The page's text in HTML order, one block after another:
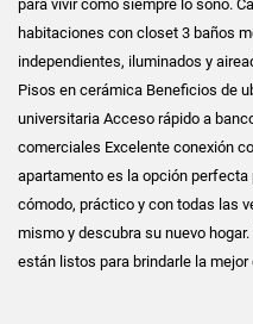
para vivir como siempre lo soñó.
habitaciones con closet 3 baños
independientes, iluminados y
Pisos en cerámica Beneficios de
universitaria Acceso rápido a
comerciales Excelente conexión
apartamento es la opción
cómodo, práctico y con todas las
mismo y descubra su nuevo
están listos para brindarle la